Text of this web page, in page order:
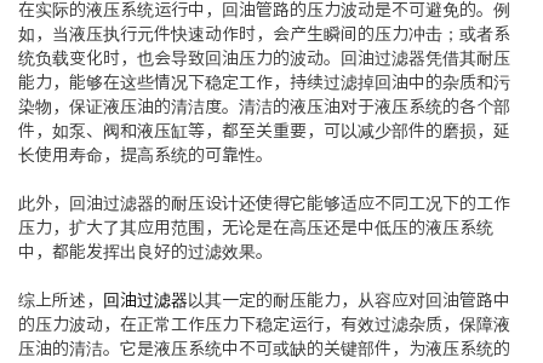
在实际的液压系统运行中，回油管路的压力波动是不可避免的。例
如，当液压执行元件快速动作时，会产生瞬间的压力冲击；或者系
统负载变化时，也会导致回油压力的波动。回油过滤器凭借其耐压
能力，能够在这些情况下稳定工作，持续过滤掉回油中的杂质和污
染物，保证液压油的清洁度。清洁的液压油对于液压系统的各个部
件，如泵、阀和液压缸等，都至关重要，可以减少部件的磨损，延
长使用寿命，提高系统的可靠性。
此外，回油过滤器的耐压设计还使得它能够适应不同工况下的工作
压力，扩大了其应用范围，无论是在高压还是中低压的液压系统
中，都能发挥出良好的过滤效果。
综上所述， 回油过滤器 以其一定的耐压能力，从容应对回油管路中
的压力波动，在正常工作压力下稳定运行，有效过滤杂质，保障液
压油的清洁。它是液压系统中不可或缺的关键部件，为液压系统的